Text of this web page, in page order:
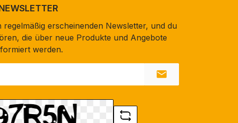
erscheinenden Newsletter, und du
die über neue Produkte und Angebote
werden.